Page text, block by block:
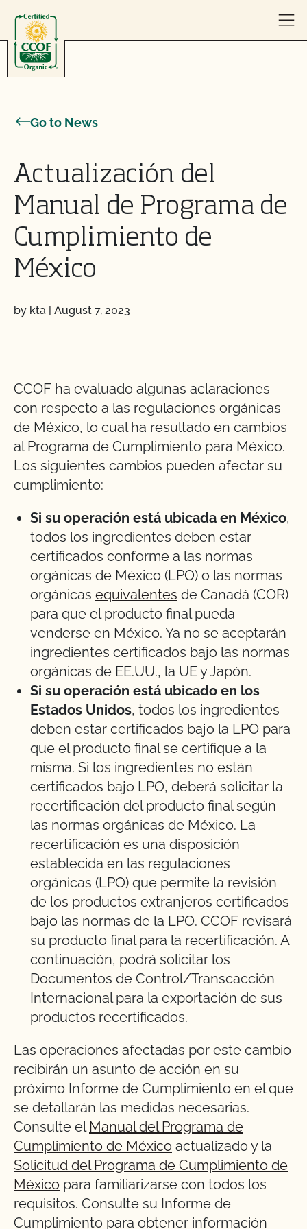
Go to News
Actualización del
Manual de Programa de
Cumplimiento de
México
by kta | August 7, 2023
CCOF ha evaluado algunas aclaraciones
con respecto a las regulaciones orgánicas
de México, lo cual ha resultado en cambios
al Programa de Cumplimiento para México.
Los siguientes cambios pueden afectar su
cumplimiento:
Si su operación está ubicada en México,
todos los ingredientes deben estar
certificados conforme a las normas
orgánicas de México (LPO) o las normas
orgánicas equivalentes de Canadá (COR)
para que el producto final pueda
venderse en México. Ya no se aceptarán
ingredientes certificados bajo las normas
orgánicas de EE.UU., la UE y Japón.
Si su operación está ubicado en los
Estados Unidos, todos los ingredientes
deben estar certificados bajo la LPO para
que el producto final se certifique a la
misma. Si los ingredientes no están
certificados bajo LPO, deberá solicitar la
recertificación del producto final según
las normas orgánicas de México. La
recertificación es una disposición
establecida en las regulaciones
orgánicas (LPO) que permite la revisión
de los productos extranjeros certificados
bajo las normas de la LPO. CCOF revisará
su producto final para la recertificación. A
continuación, podrá solicitar los
Documentos de Control/Transcacción
Internacional para la exportación de sus
productos recertificados.
Las operaciones afectadas por este cambio
recibirán un asunto de acción en su
próximo Informe de Cumplimiento en el que
se detallarán las medidas necesarias.
Consulte elManual del Programa de
Cumplimiento de México actualizado y la
Solicitud del Programa de Cumplimiento de
México para familiarizarse con todos los
requisitos. Consulte su Informe de
Cumplimiento para obtener información